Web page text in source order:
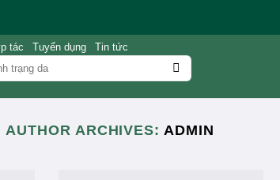
tác Tuyển dụng Tin tức
AUTHOR ARCHIVES: ADMIN